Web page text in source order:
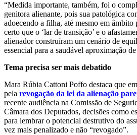
“Medida importante, também, foi o
genitora alienante, pois sua patológica
adoecendo a filha, até mesmo em
certo que o ‘lar de transição’ e o
alienador construíram um cenário de
essencial para a saudável aproximação
Tema precisa ser mais debatido
Mara Rúbia Cattoni Poffo destaca que
pela revogação da lei da alienação
recente audiência na Comissão de
Câmara dos Deputados, decisões como
para lembrar o potencial destrutivo do
vez mais penalizado e não “revogado”.